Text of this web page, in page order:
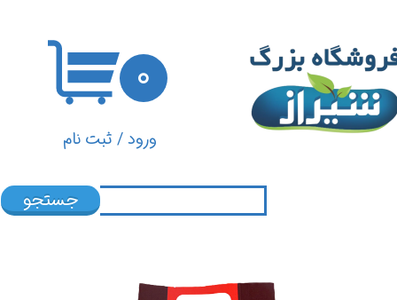
ورود/ ثبت نام
تغییر گذر واژه
سفارشات
۰
جستجو